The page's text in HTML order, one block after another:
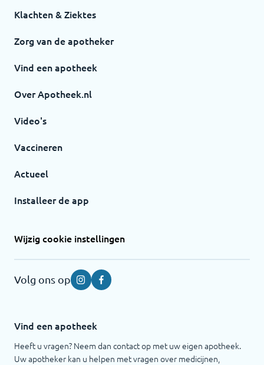
Klachten & Ziektes
Zorg van de apotheker
Vind een apotheek
Over Apotheek.nl
Video's
Vaccineren
Actueel
Installeer de app
Wijzig cookie instellingen
Volg ons op InstagramFacebook
Vind een apotheek
Heeft u vragen? Neem dan contact op met uw eigen apotheek.
Uw apotheker kan u helpen met vragen over medicijnen,